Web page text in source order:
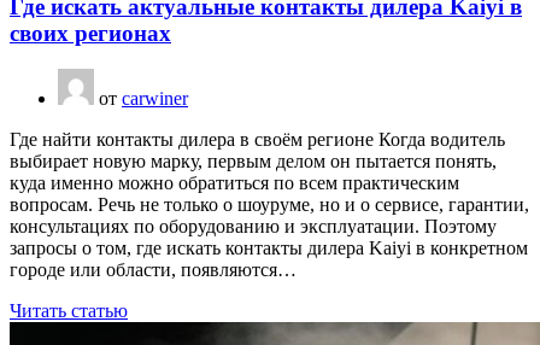
Где искать актуальные контакты дилера Kaiyi в
своих регионах
от carwiner
Где найти контакты дилера в своём регионе Когда водитель
выбирает новую марку, первым делом он пытается понять,
куда именно можно обратиться по всем практическим
вопросам. Речь не только о шоуруме, но и о сервисе, гарантии,
консультациях по оборудованию и эксплуатации. Поэтому
запросы о том, где искать контакты дилера Kaiyi в конкретном
городе или области, появляются…
Читать статью